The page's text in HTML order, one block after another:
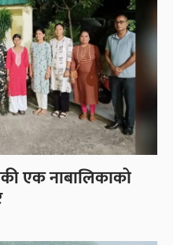
एक नाबालिकाको